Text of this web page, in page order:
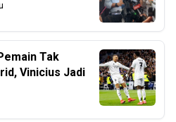
Tak
Vinicius Jadi